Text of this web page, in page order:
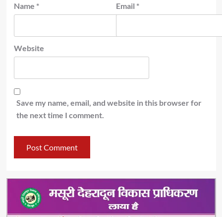
Name * Email *
Website
Save my name, email, and website in this browser for
the next time I comment.